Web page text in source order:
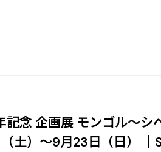
念 企画展 モンゴル～シ
土）～9月23日（日）